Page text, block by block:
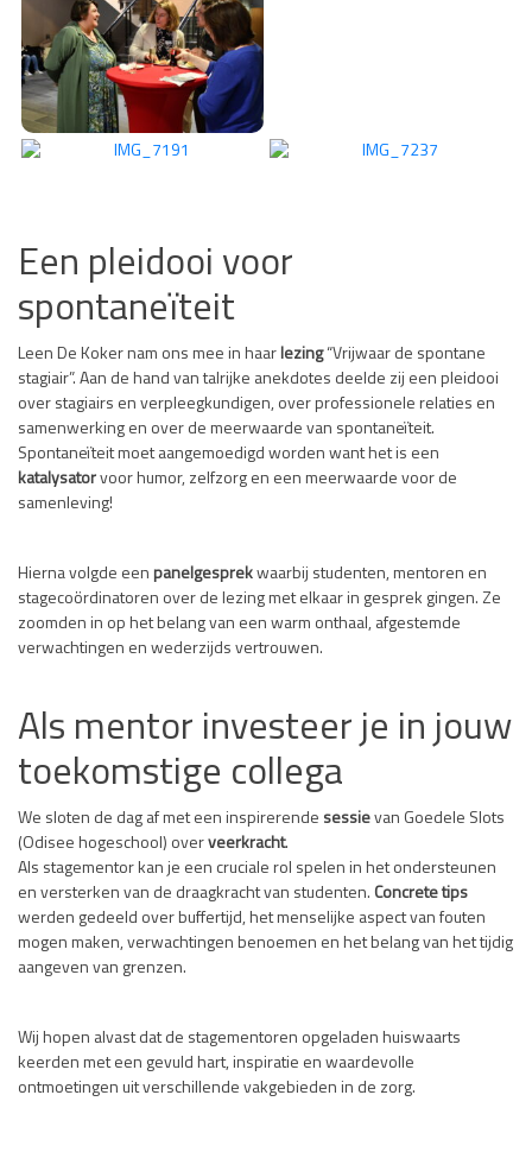
Een pleidooi voor
spontaneïteit
Leen De Koker nam ons mee in haar lezing“Vrijwaar de spontane
stagiair”. Aan de hand van talrijke anekdotes deelde zij een pleidooi
over stagiairs en verpleegkundigen, over professionele relaties en
samenwerking en over de meerwaarde van spontaneïteit.
Spontaneïteit moet aangemoedigd worden want het is een
katalysator voor humor, zelfzorg en een meerwaarde voor de
samenleving!
Hierna volgde een panelgesprek waarbij studenten, mentoren en
stagecoördinatoren over de lezing met elkaar in gesprek gingen. Ze
zoomden in op het belang van een warm onthaal, afgestemde
verwachtingen en wederzijds vertrouwen.
Als mentor investeer je in jouw
toekomstige collega
We sloten de dag af met een inspirerende sessie van Goedele Slots
(Odisee hogeschool) over veerkracht.
Als stagementor kan je een cruciale rol spelen in het ondersteunen
en versterken van de draagkracht van studenten. Concrete tips
werden gedeeld over buffertijd, het menselijke aspect van fouten
mogen maken, verwachtingen benoemen en het belang van het tijdig
aangeven van grenzen.
Wij hopen alvast dat de stagementoren opgeladen huiswaarts
keerden met een gevuld hart, inspiratie en waardevolle
ontmoetingen uit verschillende vakgebieden in de zorg.